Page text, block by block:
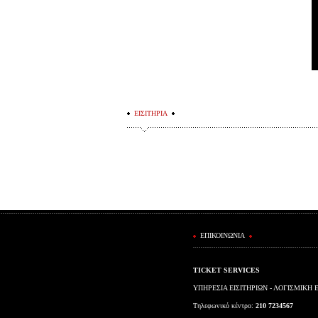
ΕΙΣΙΤΗΡΙΑ
ΕΠΙΚΟΙΝΩΝΙΑ
TICKET SERVICES
ΥΠΗΡΕΣΙΑ ΕΙΣΙΤΗΡΙΩΝ - ΛΟΓΙΣΜΙΚΗ
Τηλεφωνικό κέντρο: 210 7234567